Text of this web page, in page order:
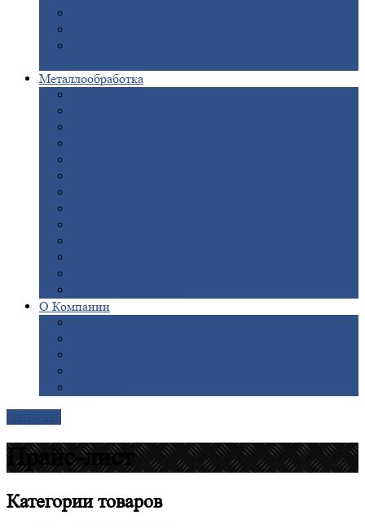
Металлообработка
О Компании
Прайс-лист
Категориитоваров